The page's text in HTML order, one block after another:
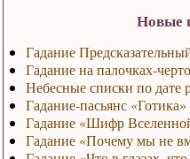
Новые
Гадание
Гадание на палочках-
Небесные списки по дате
Гадание-пасьянс «Готика»
Гадание «Шифр
Гадание «Почему мы не